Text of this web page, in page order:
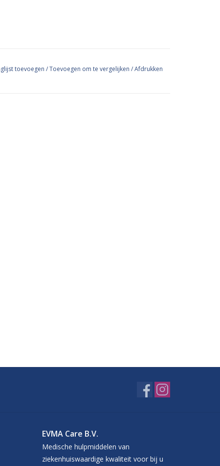
toevoegen /Toevoegen om te vergelijken /Afdrukken
EVMA Care B.V.
Medische hulpmiddelen van
ziekenhuiswaardige kwaliteit voor bij u